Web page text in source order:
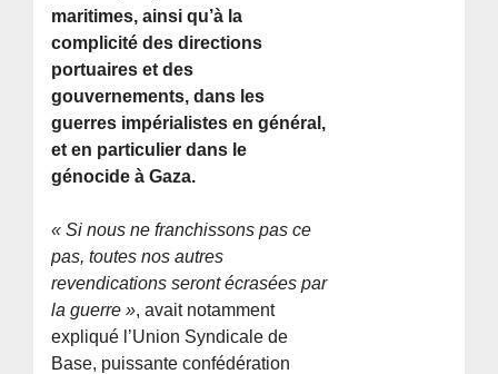
maritimes, ainsi qu’à la
complicité des directions
portuaires et des
gouvernements, dans les
guerres impérialistes en général,
et en particulier dans le
génocide à Gaza.
« Si nous ne franchissons pas ce
pas, toutes nos autres
revendications seront écrasées par
la guerre », avait notamment
expliqué l’Union Syndicale de
Base, puissante confédération